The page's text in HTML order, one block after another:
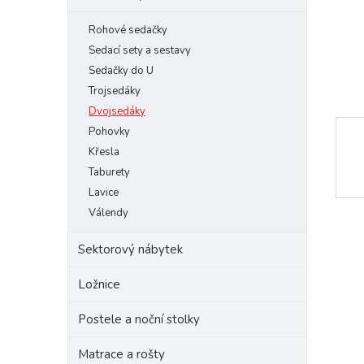
Rohové sedačky
Sedací sety a sestavy
Sedačky do U
Trojsedáky
Dvojsedáky
Pohovky
Křesla
Taburety
Lavice
Válendy
Sektorový nábytek
Ložnice
Postele a noční stolky
Matrace a rošty